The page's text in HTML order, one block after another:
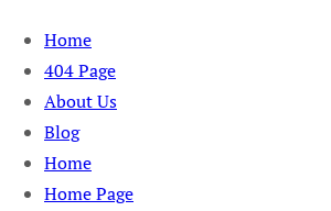
Skip
content
Home
404 Page
About Us
Blog
Home
Home Page